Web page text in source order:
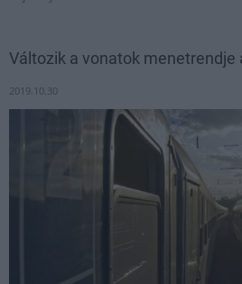
Változik a vonatok menetrendje
2019.10.30